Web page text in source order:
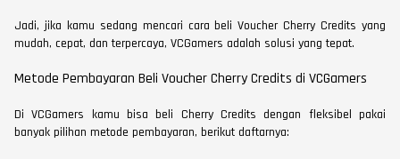
Jadi, jika kamu sedang mencari cara beli Voucher Cherry Credits yang
mudah, cepat, dan terpercaya, VCGamers adalah solusi yang tepat.
Metode Pembayaran Beli Voucher Cherry Credits di VCGamers
Di VCGamers kamu bisa beli Cherry Credits dengan fleksibel pakai
banyak pilihan metode pembayaran, berikut daftarnya: